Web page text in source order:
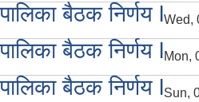
बैठक निर्णय lWed,
बैठक निर्णय lMon,
बैठक निर्णय lSun,